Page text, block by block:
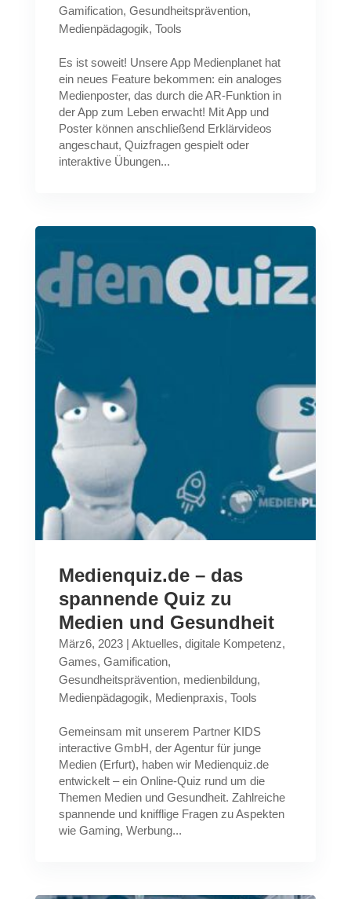
Gamification, Gesundheitsprävention,
Medienpädagogik, Tools
Es ist soweit! Unsere App Medienplanet hat
ein neues Feature bekommen: ein analoges
Medienposter, das durch die AR-Funktion in
der App zum Leben erwacht! Mit App und
Poster können anschließend Erklärvideos
angeschaut, Quizfragen gespielt oder
interaktive Übungen...
Medienquiz.de – das
spannende Quiz zu
Medien und Gesundheit
März6, 2023| Aktuelles, digitale Kompetenz,
Games, Gamification,
Gesundheitsprävention, medienbildung,
Medienpädagogik, Medienpraxis, Tools
Gemeinsam mit unserem Partner KIDS
interactive GmbH, der Agentur für junge
Medien (Erfurt), haben wir Medienquiz.de
entwickelt – ein Online-Quiz rund um die
Themen Medien und Gesundheit. Zahlreiche
spannende und knifflige Fragen zu Aspekten
wie Gaming, Werbung...